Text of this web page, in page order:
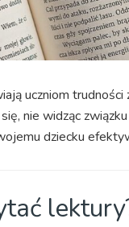
uczniom trudności
nie widząc
dziecku